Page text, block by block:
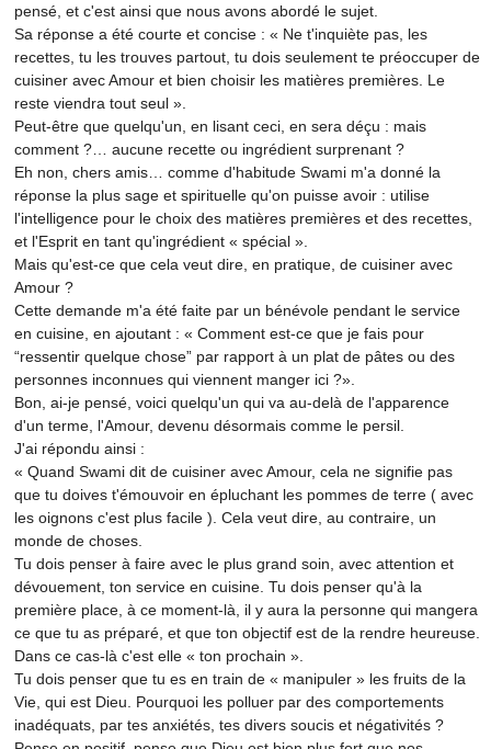
pensé, et c'est ainsi que nous avons abordé le sujet.
Sa réponse a été courte et concise : « Ne t'inquiète pas, les
recettes, tu les trouves partout, tu dois seulement te préoccuper de
cuisiner avec Amour et bien choisir les matières premières. Le
reste viendra tout seul ».
Peut-être que quelqu'un, en lisant ceci, en sera déçu : mais
comment ?… aucune recette ou ingrédient surprenant ?
Eh non, chers amis… comme d'habitude Swami m'a donné la
réponse la plus sage et spirituelle qu'on puisse avoir : utilise
l'intelligence pour le choix des matières premières et des recettes,
et l'Esprit en tant qu'ingrédient « spécial ».
Mais qu'est-ce que cela veut dire, en pratique, de cuisiner avec
Amour ?
Cette demande m'a été faite par un bénévole pendant le service
en cuisine, en ajoutant : « Comment est-ce que je fais pour
“ressentir quelque chose” par rapport à un plat de pâtes ou des
personnes inconnues qui viennent manger ici ?».
Bon, ai-je pensé, voici quelqu'un qui va au-delà de l'apparence
d'un terme, l'Amour, devenu désormais comme le persil.
J'ai répondu ainsi :
« Quand Swami dit de cuisiner avec Amour, cela ne signifie pas
que tu doives t'émouvoir en épluchant les pommes de terre ( avec
les oignons c'est plus facile ). Cela veut dire, au contraire, un
monde de choses.
Tu dois penser à faire avec le plus grand soin, avec attention et
dévouement, ton service en cuisine. Tu dois penser qu'à la
première place, à ce moment-là, il y aura la personne qui mangera
ce que tu as préparé, et que ton objectif est de la rendre heureuse.
Dans ce cas-là c'est elle « ton prochain ».
Tu dois penser que tu es en train de « manipuler » les fruits de la
Vie, qui est Dieu. Pourquoi les polluer par des comportements
inadéquats, par tes anxiétés, tes divers soucis et négativités ?